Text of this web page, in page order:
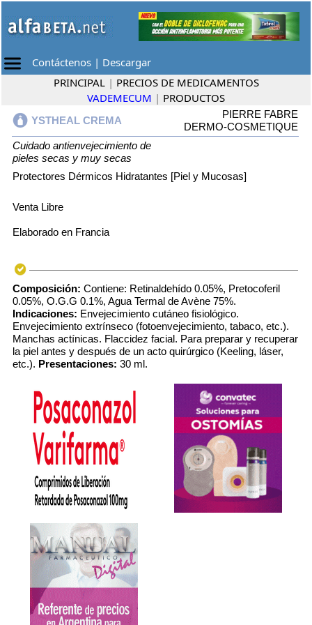
Contáctenos | Descargar
PRINCIPAL | PRECIOS DE MEDICAMENTOS
VADEMECUM | PRODUCTOS
YSTHEAL CREMA
PIERRE FABRE
DERMO-COSMETIQUE
Cuidado antienvejecimiento de
pieles secas y muy secas
Protectores Dérmicos Hidratantes [Piel y Mucosas]
Venta Libre
Elaborado en Francia
Composición: Contiene: Retinaldehído 0.05%, Pretocoferil
0.05%, O.G.G 0.1%, Agua Termal de Avène 75%.
Indicaciones: Envejecimiento cutáneo fisiológico.
Envejecimiento extrínseco (fotoenvejecimiento, tabaco, etc.).
Manchas actínicas. Flaccidez facial. Para preparar y recuperar
la piel antes y después de un acto quirúrgico (Keeling, láser,
etc.). Presentaciones: 30 ml.